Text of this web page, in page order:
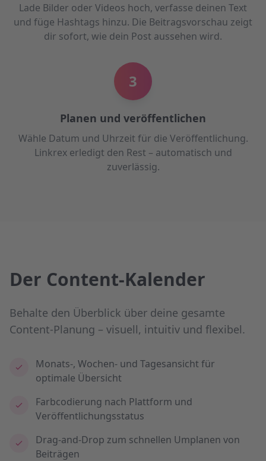
Lade Bilder oder Videos hoch, verfasse deinen Text
und füge Hashtags hinzu. Die Beitragsvorschau zeigt
dir sofort, wie dein Post aussehen wird.
3
Planen und veröffentlichen
Wähle Datum und Uhrzeit für die Veröffentlichung.
Linkrex erledigt den Rest – automatisch und
zuverlässig.
Der Content-Kalender
Behalte den Überblick über deine gesamte
Content-Planung – visuell, intuitiv und flexibel.
Monats-, Wochen- und Tagesansicht für
optimale Übersicht
Farbcodierung nach Plattform und
Veröffentlichungsstatus
Drag-and-Drop zum schnellen Umplanen von
Beiträgen